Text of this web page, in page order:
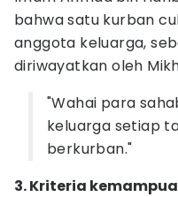
bahwa satu kurban
anggota keluarga,
diriwayatkan oleh
"Wahai para
keluarga setiap
berkurban."
3. Kriteria